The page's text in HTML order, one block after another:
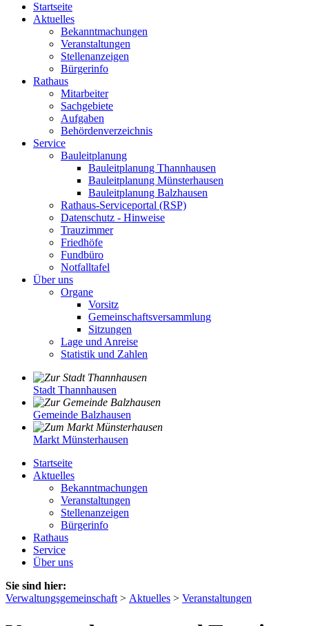
Startseite
Aktuelles
Bekanntmachungen
Veranstaltungen
Stellenanzeigen
Bürgerinfo
Rathaus
Mitarbeiter
Sachgebiete
Aufgaben
Behördenverzeichnis
Service
Bauleitplanung
Bauleitplanung Thannhausen
Bauleitplanung Münsterhausen
Bauleitplanung Balzhausen
Rathaus-Serviceportal (RSP)
Datenschutz - Hinweise
Trauzimmer
Friedhöfe
Fundbüro
Notfalltafel
Über uns
Organe
Vorsitz
Gemeinschaftsversammlung
Sitzungen
Lage und Anreise
Statistik und Zahlen
Stadt Thannhausen
Gemeinde Balzhausen
Markt Münsterhausen
Startseite
Aktuelles
Bekanntmachungen
Veranstaltungen
Stellenanzeigen
Bürgerinfo
Rathaus
Service
Über uns
Sie sind hier:
Verwaltungsgemeinschaft > Aktuelles > Veranstaltungen